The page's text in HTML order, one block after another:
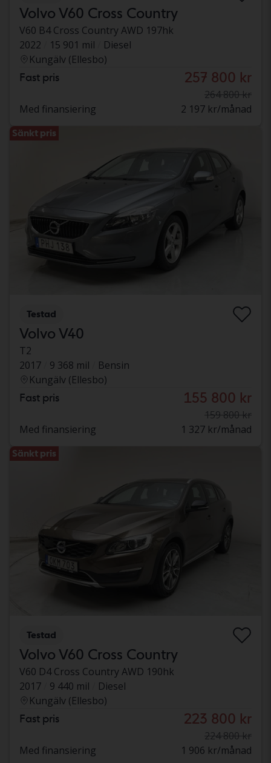
Volvo V60 Cross Country
V60 B4 Cross Country AWD 197hk
2022
15 901 mil
Diesel
Kungälv (Ellesbo)
Fast pris 257 800 kr
264 800 kr
Med finansiering
2 197 kr/månad
Sänkt pris
Testad
Volvo V40
T2
2017
9 368 mil
Bensin
Kungälv (Ellesbo)
Fast pris 155 800 kr
159 800 kr
Med finansiering
1 327 kr/månad
Sänkt pris
Testad
Volvo V60 Cross Country
V60 D4 Cross Country AWD 190hk
2017
9 440 mil
Diesel
Kungälv (Ellesbo)
Fast pris 223 800 kr
224 800 kr
Med finansiering
1 906 kr/månad